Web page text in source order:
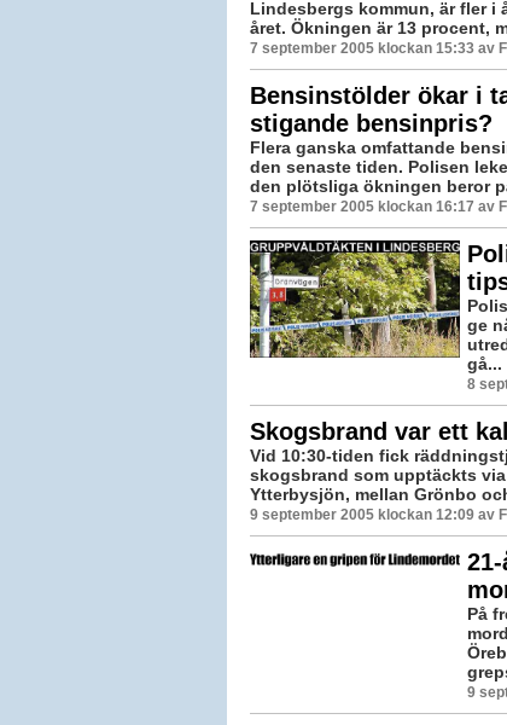
Lindesbergs kommun, är fler i
året. Ökningen är 13 procent,
7 september 2005 klockan 15:33 av
Bensinstölder ökar i
stigande bensinpris?
Flera ganska omfattande
den senaste tiden. Polisen
den plötsliga ökningen beror
7 september 2005 klockan 16:17 av
ge
gå...
8
Skogsbrand var ett
Vid 10:30-tiden fick
skogsbrand som upptäckts
Ytterbysjön, mellan Grönbo
9 september 2005 klockan 12:09 av
På
9